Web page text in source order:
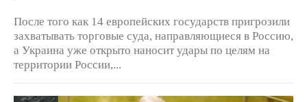
После того как 14 европейских государств пригрозили
захватывать торговые суда, направляющиеся в Россию,
а Украина уже открыто наносит удары по целям на
территории России,...